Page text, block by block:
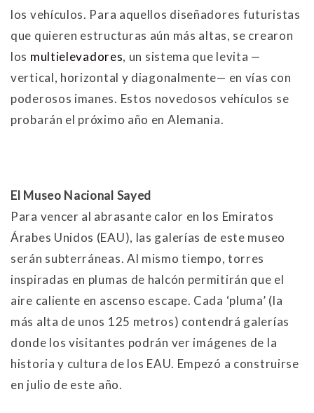
los vehículos. Para aquellos diseñadores futuristas
que quieren estructuras aún más altas, se crearon
los multielevadores, un sistema que levita —
vertical, horizontal y diagonalmente— en vías con
poderosos imanes. Estos novedosos vehículos se
probarán el próximo año en Alemania.
El Museo Nacional Sayed
Para vencer al abrasante calor en los Emiratos
Árabes Unidos (EAU), las galerías de este museo
serán subterráneas. Al mismo tiempo, torres
inspiradas en plumas de halcón permitirán que el
aire caliente en ascenso escape. Cada ‘pluma’ (la
más alta de unos 125 metros) contendrá galerías
donde los visitantes podrán ver imágenes de la
historia y cultura de los EAU. Empezó a construirse
en julio de este año.